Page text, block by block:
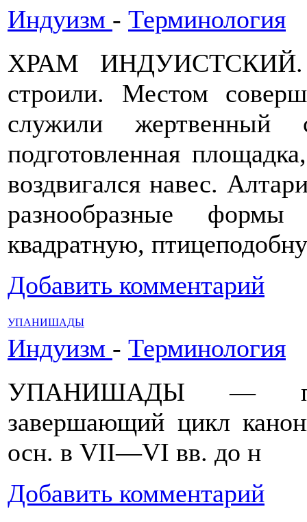
Индуизм - Терминология
ХРАМ ИНДУИСТСКИЙ.
строили. Местом
служили
подготовленная
воздвигался навес.
разнообразные
квадратную,
Добавить комментарий
УПАНИШАДЫ
Индуизм - Терминология
УПАНИШАДЫ —
завершающий цикл
осн. в VII—VI вв. до н
Добавить комментарий